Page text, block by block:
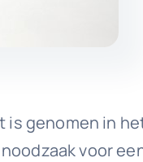
genomen in
voor